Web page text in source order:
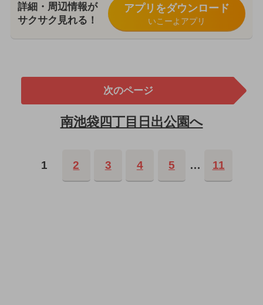
詳細・周辺情報が
サクサク見れる！
アプリをダウンロード
いこーよアプリ
次のページ
南池袋四丁目日出公園へ
1 2 3 4 5 … 11